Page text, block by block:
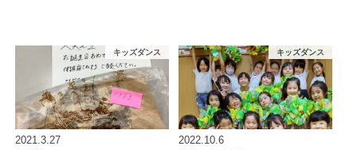
キッズダンス
2021.3.27
キッズダンス
2022.10.6